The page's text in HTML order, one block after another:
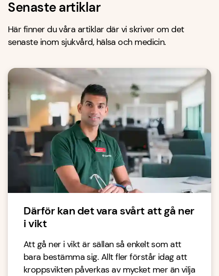
Senaste artiklar
Här finner du våra artiklar där vi skriver om det
senaste inom sjukvård, hälsa och medicin.
Därför kan det vara svårt att gå ner
i vikt
Att gå ner i vikt är sällan så enkelt som att
bara bestämma sig. Allt fler förstår idag att
kroppsvikten påverkas av mycket mer än vilja